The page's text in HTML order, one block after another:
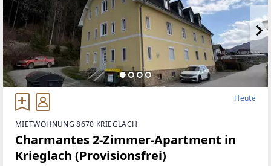
Heute
MIETWOHNUNG 8670 KRIEGLACH
Charmantes 2-Zimmer-Apartment in
Krieglach (Provisionsfrei)